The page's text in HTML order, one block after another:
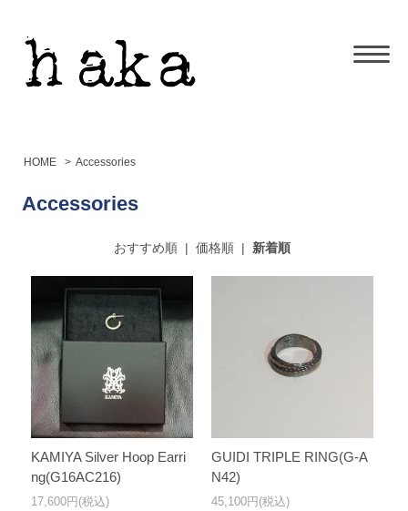
HOME > Accessories
Accessories
おすすめ順| 価格順| 新着順
KAMIYA Silver Hoop Earri
ng(G16AC216)
17,600円(税込)
GUIDI TRIPLE RING(G-A
N42)
45,100円(税込)